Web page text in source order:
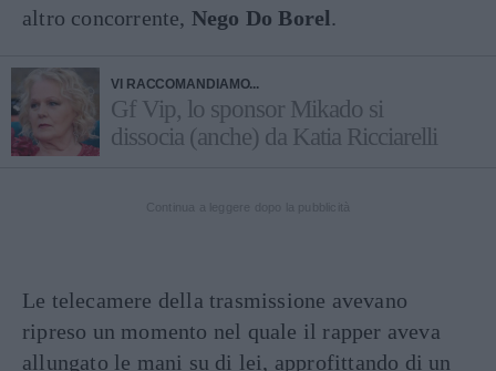
altro concorrente, Nego Do Borel.
VI RACCOMANDIAMO...
Gf Vip, lo sponsor Mikado si
dissocia (anche) da Katia Ricciarelli
Le telecamere della trasmissione avevano
ripreso un momento nel quale il rapper aveva
allungato le mani su di lei, approfittando di un